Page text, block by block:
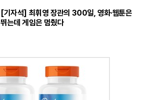
[기자석] 최휘영 장관의 300일, 영화·웹툰은
뛰는데 게임은 멈췄다